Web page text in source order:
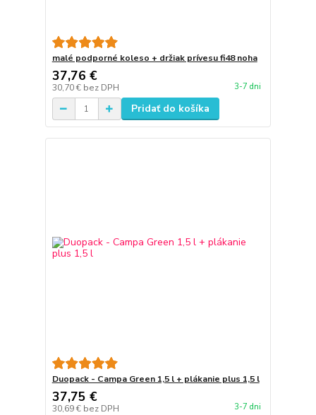
malé podporné koleso + držiak prívesu fi48 noha
37,76 €
30,70 € bez DPH 3-7 dni
Pridať do košíka
Duopack - Campa Green 1,5 l + plákanie plus 1,5 l
37,75 €
30,69 € bez DPH 3-7 dni